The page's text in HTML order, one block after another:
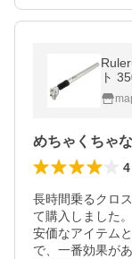
ト
めちゃくちゃ
4
長時間乗るクロ
て購入しました。
安価なアイテム
で、一番効果が